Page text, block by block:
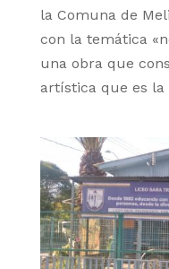
la Comuna de
con la temática
una obra que
artística que es la